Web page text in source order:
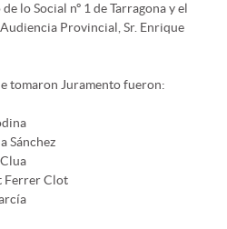
lo Social nº 1 de Tarragona y el
Provincial, Sr. Enrique
tomaron Juramento fueron:
Sánchez
Ferrer Clot